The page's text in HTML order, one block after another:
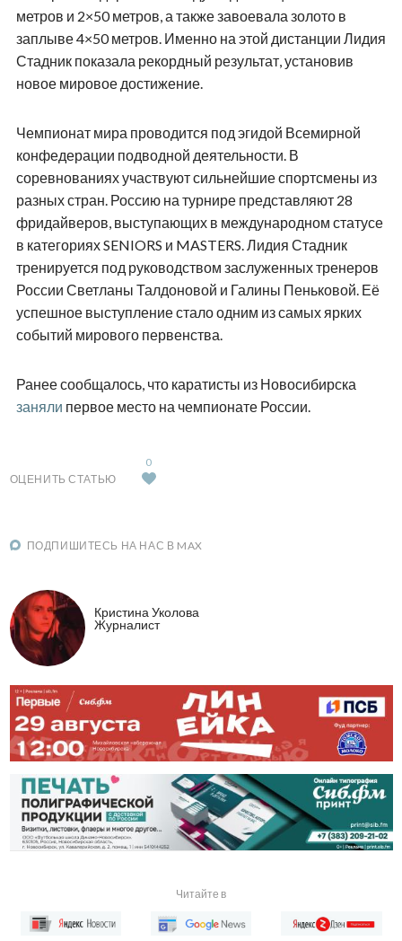
метров и 2×50 метров, а также завоевала золото в
заплыве 4×50 метров. Именно на этой дистанции Лидия
Стадник показала рекордный результат, установив
новое мировое достижение.
Чемпионат мира проводится под эгидой Всемирной
конфедерации подводной деятельности. В
соревнованиях участвуют сильнейшие спортсмены из
разных стран. Россию на турнире представляют 28
фридайверов, выступающих в международном статусе
в категориях SENIORS и MASTERS. Лидия Стадник
тренируется под руководством заслуженных тренеров
России Светланы Талдоновой и Галины Пеньковой. Её
успешное выступление стало одним из самых ярких
событий мирового первенства.
Ранее сообщалось, что каратисты из Новосибирска
заняли первое место на чемпионате России.
ОЦЕНИТЬ СТАТЬЮ
0
ПОДПИШИТЕСЬ НА НАС В MAX
Кристина Уколова
Журналист
Читайте в